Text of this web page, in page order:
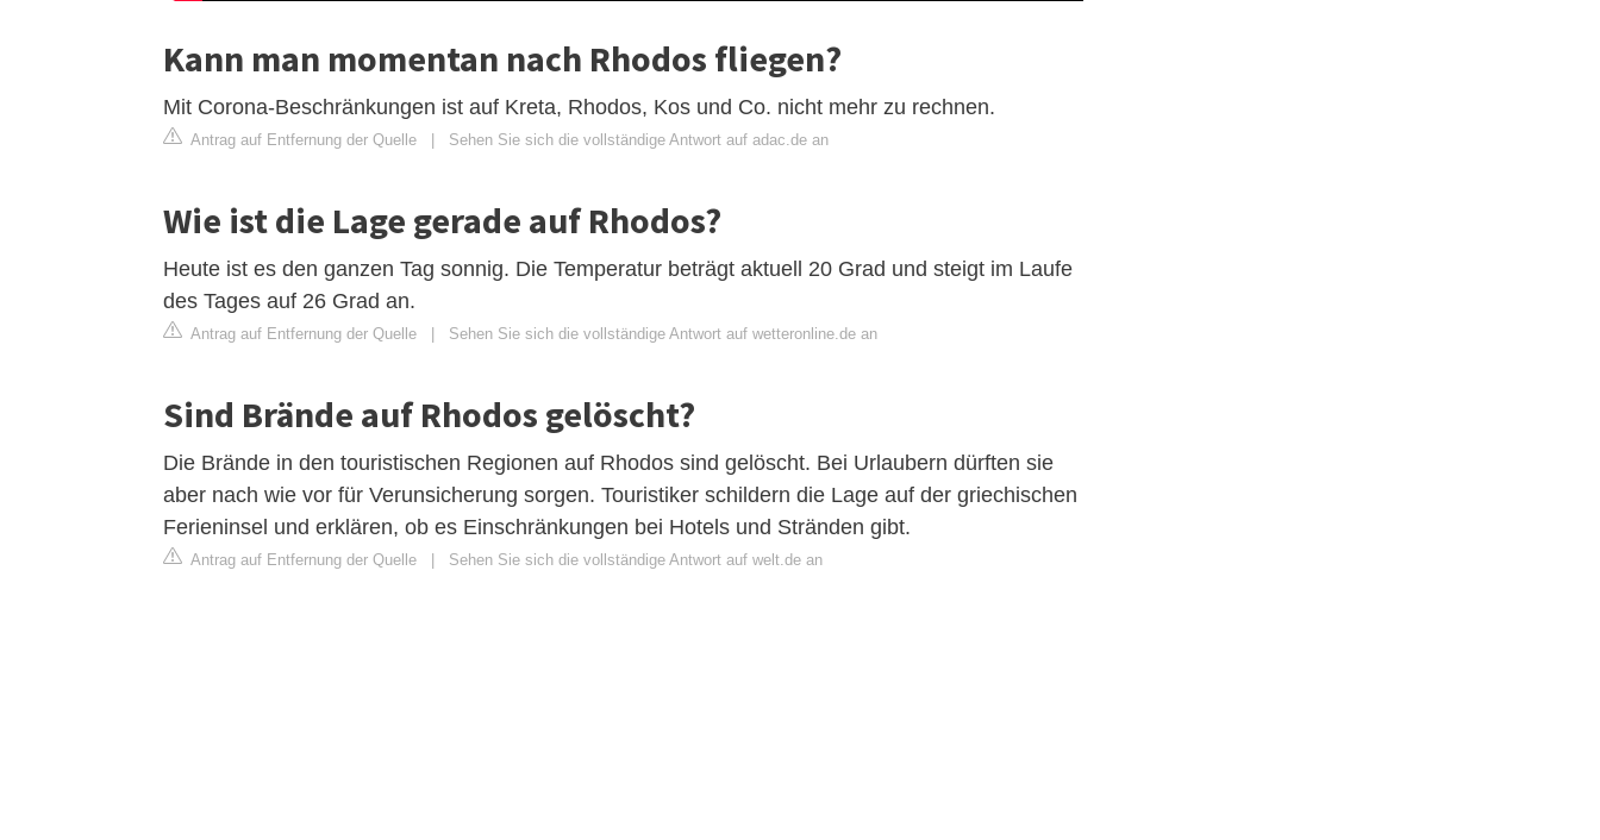
Kann man momentan nach Rhodos fliegen?
Mit Corona-Beschränkungen ist auf Kreta, Rhodos, Kos und Co. nicht mehr zu rechnen.
Antrag auf Entfernung der Quelle | Sehen Sie sich die vollständige Antwort auf adac.de an
Wie ist die Lage gerade auf Rhodos?
Heute ist es den ganzen Tag sonnig. Die Temperatur beträgt aktuell 20 Grad und steigt im Laufe
des Tages auf 26 Grad an.
Antrag auf Entfernung der Quelle | Sehen Sie sich die vollständige Antwort auf wetteronline.de an
Sind Brände auf Rhodos gelöscht?
Die Brände in den touristischen Regionen auf Rhodos sind gelöscht. Bei Urlaubern dürften sie
aber nach wie vor für Verunsicherung sorgen. Touristiker schildern die Lage auf der griechischen
Ferieninsel und erklären, ob es Einschränkungen bei Hotels und Stränden gibt.
Antrag auf Entfernung der Quelle | Sehen Sie sich die vollständige Antwort auf welt.de an